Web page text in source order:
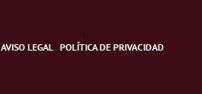
AVISO LEGAL POLÍTICA DE PRIVACIDAD